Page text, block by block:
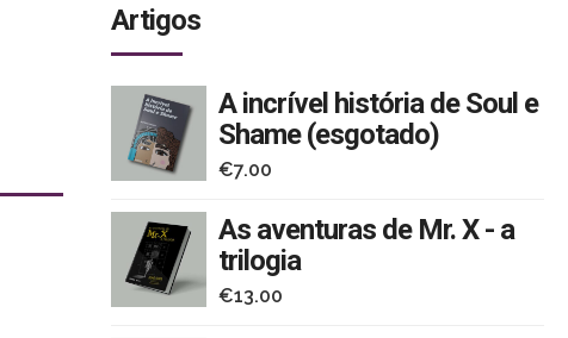
Artigos
A incrível história de Soul e
Shame (esgotado)
€7.00
As aventuras de Mr. X - a
trilogia
€13.00